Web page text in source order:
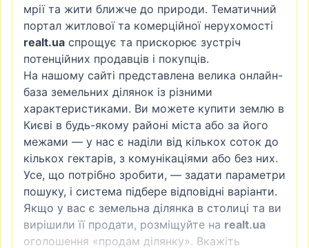
мрії та жити ближче до природи. Тематичний
портал житлової та комерційної нерухомості
realt.ua спрощує та прискорює зустріч
потенційних продавців і покупців.
На нашому сайті представлена велика онлайн-
база земельних ділянок із різними
характеристиками. Ви можете купити землю в
Києві в будь-якому районі міста або за його
межами — у нас є наділи від кількох соток до
кількох гектарів, з комунікаціями або без них.
Усе, що потрібно зробити, — задати параметри
пошуку, і система підбере відповідні варіанти.
Якщо у вас є земельна ділянка в столиці та ви
вирішили її продати, розміщуйте на realt.ua
оголошення «продам ділянку». Вкажіть